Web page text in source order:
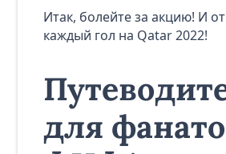
Итак, болейте за акцию! И
каждый гол на Qatar 2022!
для